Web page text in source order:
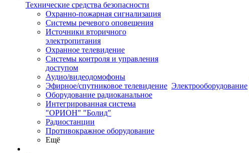
Технические средства безопасности
Охранно-пожарная сигнализация
Системы речевого оповещения
Источники вторичного
электропитания
Охранное телевидение
Системы контроля и управления
доступом
Аудио/видеодомофоны
Эфирное/спутниковое телевидение
Оборудование радиоканальное
Интегрированная система
"ОРИОН" "Болид"
Радиостанции
Противокражное оборудование
Ещё
Электрооборудование